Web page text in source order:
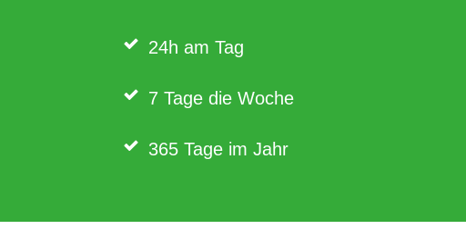
24h am Tag
7 Tage die Woche
365 Tage im Jahr